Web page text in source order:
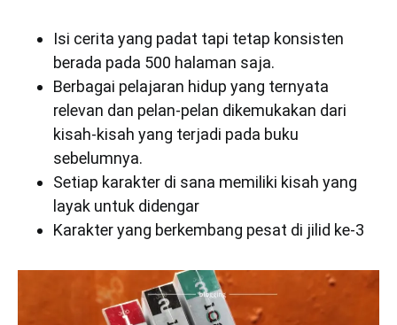
Isi cerita yang padat tapi tetap konsisten
berada pada 500 halaman saja.
Berbagai pelajaran hidup yang ternyata
relevan dan pelan-pelan dikemukakan dari
kisah-kisah yang terjadi pada buku
sebelumnya.
Setiap karakter di sana memiliki kisah yang
layak untuk didengar
Karakter yang berkembang pesat di jilid ke-3